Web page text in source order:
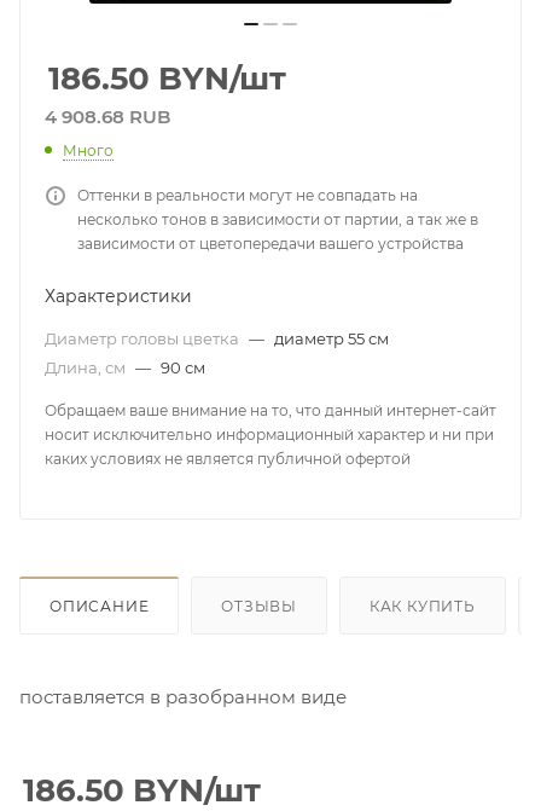
186.50 BYN/шт
4 908.68 RUB
Много
Оттенки в реальности могут не совпадать на
несколько тонов в зависимости от партии, а так же в
зависимости от цветопередачи вашего устройства
Характеристики
Диаметр головы цветка — диаметр 55 см
Длина, см — 90 см
Обращаем ваше внимание на то, что данный интернет-сайт
носит исключительно информационный характер и ни при
каких условиях не является публичной офертой
ОПИСАНИЕ ОТЗЫВЫ КАК КУПИТЬ
поставляется в разобранном виде
186.50 BYN/шт